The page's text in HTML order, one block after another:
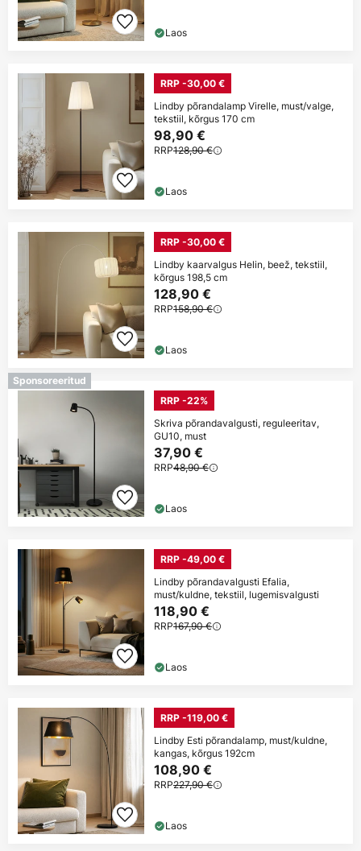
Laos
RRP -30,00 €
Lindby põrandalamp Virelle, must/valge,
tekstiil, kõrgus 170 cm
98,90 €
RRP128,90 €
Laos
RRP -30,00 €
Lindby kaarvalgus Helin, beež, tekstiil,
kõrgus 198,5 cm
128,90 €
RRP158,90 €
Laos
Sponsoreeritud
RRP -22%
Skriva põrandavalgusti, reguleeritav,
GU10, must
37,90 €
RRP48,90 €
Laos
RRP -49,00 €
Lindby põrandavalgusti Efalia,
must/kuldne, tekstiil, lugemisvalgusti
118,90 €
RRP167,90 €
Laos
RRP -119,00 €
Lindby Esti põrandalamp, must/kuldne,
kangas, kõrgus 192cm
108,90 €
RRP227,90 €
Laos